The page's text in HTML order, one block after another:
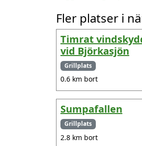
Fler platser i
Timrat
vid Björkasjön
Grillplats
0.6 km bort
Sumpafallen
Grillplats
2.8 km bort